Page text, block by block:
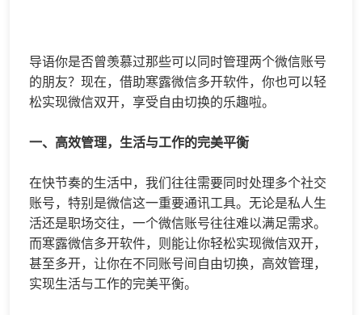
导语你是否曾羡慕过那些可以同时管理两个微信账号
的朋友？现在，借助寒露微信多开软件，你也可以轻
松实现微信双开，享受自由切换的乐趣啦。
一、高效管理，生活与工作的完美平衡
在快节奏的生活中，我们往往需要同时处理多个社交
账号，特别是微信这一重要通讯工具。无论是私人生
活还是职场交往，一个微信账号往往难以满足需求。
而寒露微信多开软件，则能让你轻松实现微信双开，
甚至多开，让你在不同账号间自由切换，高效管理，
实现生活与工作的完美平衡。